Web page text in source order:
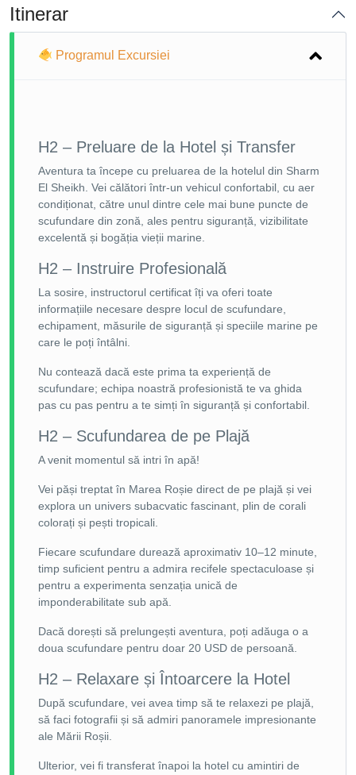
Itinerar
Programul Excursiei
H2 – Preluare de la Hotel și Transfer
Aventura ta începe cu preluarea de la hotelul din Sharm
El Sheikh. Vei călători într-un vehicul confortabil, cu aer
condiționat, către unul dintre cele mai bune puncte de
scufundare din zonă, ales pentru siguranță, vizibilitate
excelentă și bogăția vieții marine.
H2 – Instruire Profesională
La sosire, instructorul certificat îți va oferi toate
informațiile necesare despre locul de scufundare,
echipament, măsurile de siguranță și speciile marine pe
care le poți întâlni.
Nu contează dacă este prima ta experiență de
scufundare; echipa noastră profesionistă te va ghida
pas cu pas pentru a te simți în siguranță și confortabil.
H2 – Scufundarea de pe Plajă
A venit momentul să intri în apă!
Vei păși treptat în Marea Roșie direct de pe plajă și vei
explora un univers subacvatic fascinant, plin de corali
colorați și pești tropicali.
Fiecare scufundare durează aproximativ 10–12 minute,
timp suficient pentru a admira recifele spectaculoase și
pentru a experimenta senzația unică de
imponderabilitate sub apă.
Dacă dorești să prelungești aventura, poți adăuga o a
doua scufundare pentru doar 20 USD de persoană.
H2 – Relaxare și Întoarcere la Hotel
După scufundare, vei avea timp să te relaxezi pe plajă,
să faci fotografii și să admiri panoramele impresionante
ale Mării Roșii.
Ulterior, vei fi transferat înapoi la hotel cu amintiri de